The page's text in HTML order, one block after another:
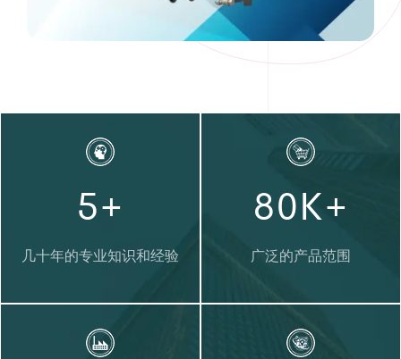
3
4
5
6
7
8
+
几十年的专业知识和经验
5
6
8
9
0
1
2
3
K+
广泛的产品范围
0
1
2
3
4